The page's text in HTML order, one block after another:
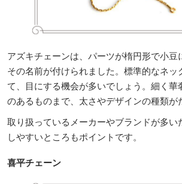
アズキチェーンは、パーツが楕円形で小豆
その名前が付けられました。標準的なネッ
て、目にする機会が多いでしょう。細く華
のあるものまで、太さやデザインの種類が
取り扱っているメーカーやブランドが多い
しやすいところもポイントです。
喜平チェーン